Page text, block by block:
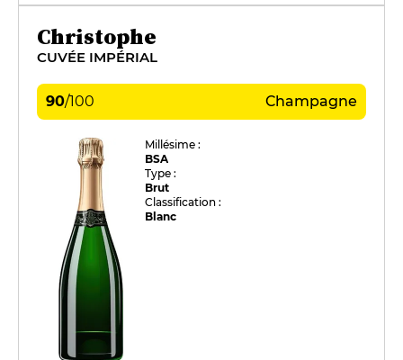
Christophe
CUVÉE IMPÉRIAL
90/100 Champagne
Millésime :
BSA
Type :
Brut
Classification :
Blanc